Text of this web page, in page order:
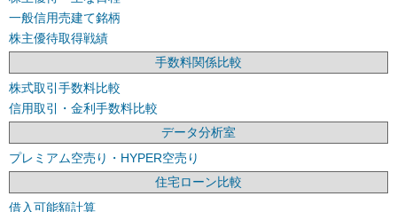
一般信用売建て銘柄
株主優待取得戦績
手数料関係比較
株式取引手数料比較
信用取引・金利手数料比較
データ分析室
プレミアム空売り・HYPER空売り
住宅ローン比較
借入可能額計算